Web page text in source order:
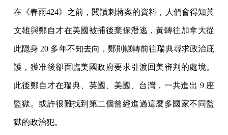
在《春雨424》之前，閱讀刺蔣案的資料，人們會得知黃
文雄與鄭自才在美國被捕後棄保潛逃，黃轉往加拿大從
此隱身 20 多年不知去向，鄭則輾轉前往瑞典尋求政治庇
護，獲准後卻面臨美國政府要求引渡回美審判的處境。
此後鄭自才在瑞典、英國、美國、台灣，一共進出 9 座
監獄。或許很難找到第二個曾經進過這麼多國家不同監
獄的政治犯。